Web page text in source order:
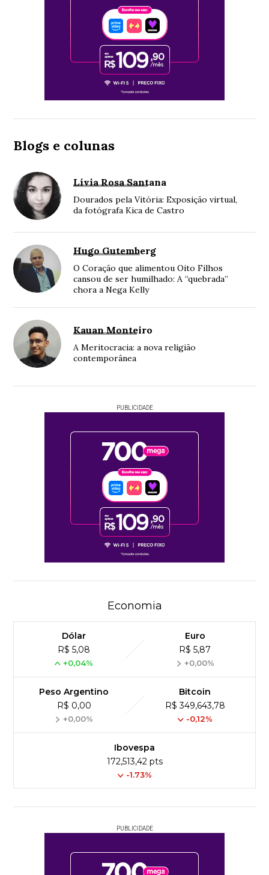
Blogs e colunas
Lívia Rosa Santana
Dourados pela Vitória: Exposição virtual,
da fotógrafa Kica de Castro
Hugo Gutemberg
O Coração que alimentou Oito Filhos
cansou de ser humilhado: A “quebrada”
chora a Nega Kelly
Kauan Monteiro
A Meritocracia: a nova religião
contemporânea
PUBLICIDADE
Economia
Dólar
R$ 5,08
+0,04%
Euro
R$ 5,87
+0,00%
Peso Argentino
R$ 0,00
+0,00%
Bitcoin
R$ 349,643,78
-0,12%
Ibovespa
172,513,42 pts
-1.73%
PUBLICIDADE